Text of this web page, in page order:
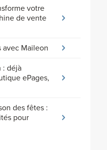
votre
de vente
Maileon
: déjà
ePages,
des fêtes :
pour